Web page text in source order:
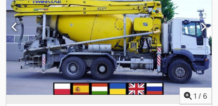
1 / 6